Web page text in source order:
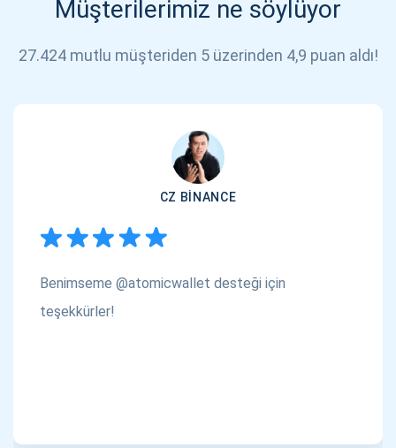
Müşterilerimiz ne söylüyor
27.424 mutlu müşteriden 5 üzerinden 4,9 puan aldı!
CZ BINANCE
Benimseme @atomicwallet desteği için
teşekkürler!